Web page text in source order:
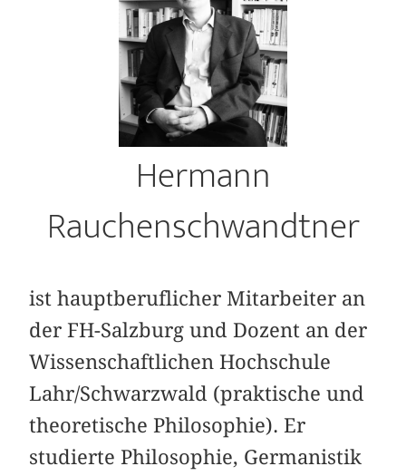
Hermann
Rauchenschwandtner
ist hauptberuflicher Mitarbeiter an
der FH-Salzburg und Dozent an der
Wissenschaftlichen Hochschule
Lahr/Schwarzwald (praktische und
theoretische Philosophie). Er
studierte Philosophie, Germanistik